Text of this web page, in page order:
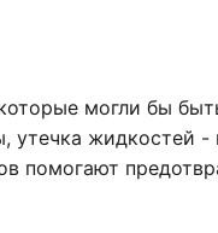
могли бы
жидкостей -
помогают